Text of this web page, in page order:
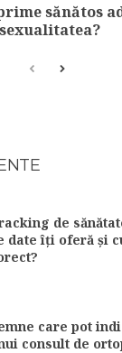
sănătos
sexualitatea?
de
date îți oferă și
care pot
consult de